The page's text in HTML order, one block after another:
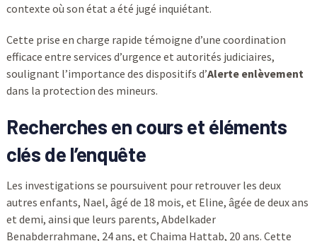
contexte où son état a été jugé inquiétant.
Cette prise en charge rapide témoigne d’une coordination
efficace entre services d’urgence et autorités judiciaires,
soulignant l’importance des dispositifs d’Alerte enlèvement
dans la protection des mineurs.
Recherches en cours et éléments
clés de l’enquête
Les investigations se poursuivent pour retrouver les deux
autres enfants, Nael, âgé de 18 mois, et Eline, âgée de deux ans
et demi, ainsi que leurs parents, Abdelkader
Benabderrahmane, 24 ans, et Chaima Hattab, 20 ans. Cette